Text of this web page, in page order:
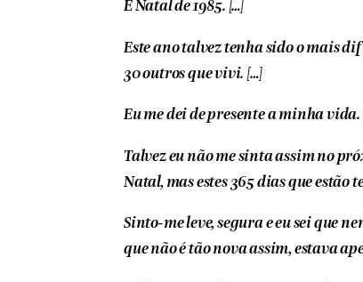
É Natal de 1985. […]
Este ano talvez tenha sido o mais
30 outros que vivi. […]
Eu me dei de presente a minha
Talvez eu não me sinta assim no
Natal, mas estes 365 dias que
Sinto-me leve, segura e eu sei que
que não é tão nova assim, estava